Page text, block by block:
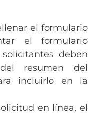
el formulario
el formulario
deben
resumen del
incluirlo en la
en línea, el